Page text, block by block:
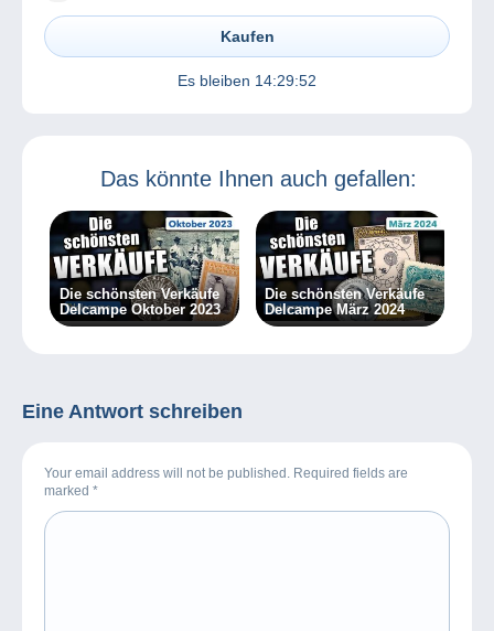
Kaufen
Es bleiben 14:29:52
Das könnte Ihnen auch gefallen:
Die schönsten Verkäufe
Delcampe Oktober 2023
Die schönsten Verkäufe
Delcampe März 2024
Eine Antwort schreiben
Your email address will not be published. Required fields are
marked *